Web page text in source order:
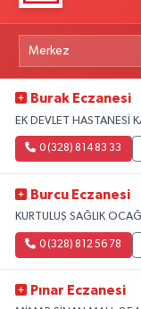
Burak Eczanesi
EK DEVLET HASTANESİ
0 (328) 814 83 33
Burcu Eczanesi
KURTULUŞ SAĞLIK
0 (328) 812 56 78
Pınar Eczanesi